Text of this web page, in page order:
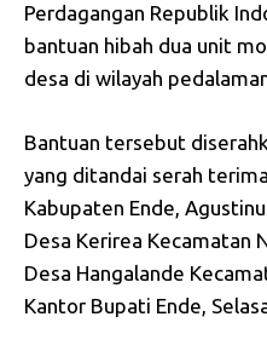
Perdagangan Republik
bantuan hibah dua unit
desa di wilayah
Bantuan tersebut
yang ditandai serah
Kabupaten Ende,
Desa Kerirea Kecamatan
Desa Hangalande
Kantor Bupati Ende,